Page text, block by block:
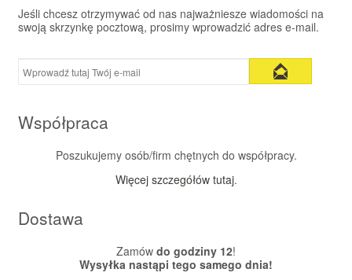
Jeśli chcesz otrzymywać od nas najważniesze wiadomości na
swoją skrzynkę pocztową, prosimy wprowadzić adres e-mail.
Współpraca
Poszukujemy osób/firm chętnych do współpracy.
Więcej szczegółów tutaj.
Dostawa
Zamów do godziny 12!
Wysyłka nastąpi tego samego dnia!